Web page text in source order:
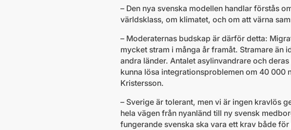
– Den nya svenska modellen handlar förstås
världsklass, om klimatet, och om att värna
– Moderaternas budskap är därför detta:
mycket stram i många år framåt. Stramare än
andra länder. Antalet asylinvandrare och
kunna lösa integrationsproblemen om 40 000
Kristersson.
– Sverige är tolerant, men vi är ingen kravlös
hela vägen från nyanländ till ny svensk
fungerande svenska ska vara ett krav både